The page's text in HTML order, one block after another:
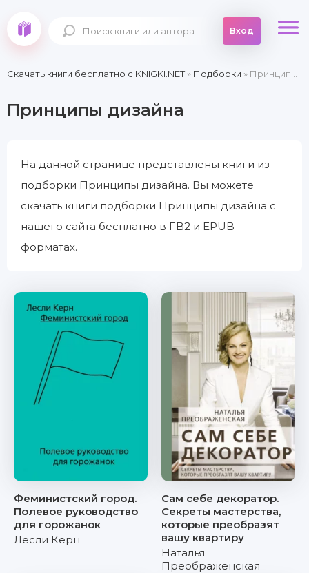
Вход
Скачать книги бесплатно c KNIGKI.NET» Подборки » Принципы дизайна
Принципы дизайна
На данной странице представлены книги из
подборки Принципы дизайна. Вы можете
скачать книги подборки Принципы дизайна с
нашего сайта бесплатно в FB2 и EPUB
форматах.
Феминистский город.
Полевое руководство
для горожанок
Лесли Керн
Сам себе декоратор.
Секреты мастерства,
которые преобразят
вашу квартиру
Наталья
Преображенская